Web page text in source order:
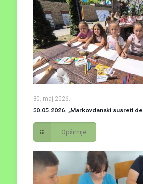
30. maj 2026.
30.05.2026. „Markovdanski susreti
Opširnije